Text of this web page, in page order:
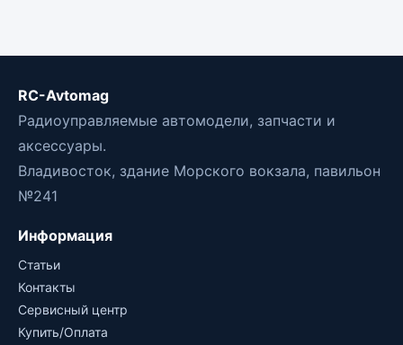
RC-Avtomag
Радиоуправляемые автомодели, запчасти и
аксессуары.
Владивосток, здание Морского вокзала, павильон
№241
Информация
Статьи
Контакты
Сервисный центр
Купить/Оплата